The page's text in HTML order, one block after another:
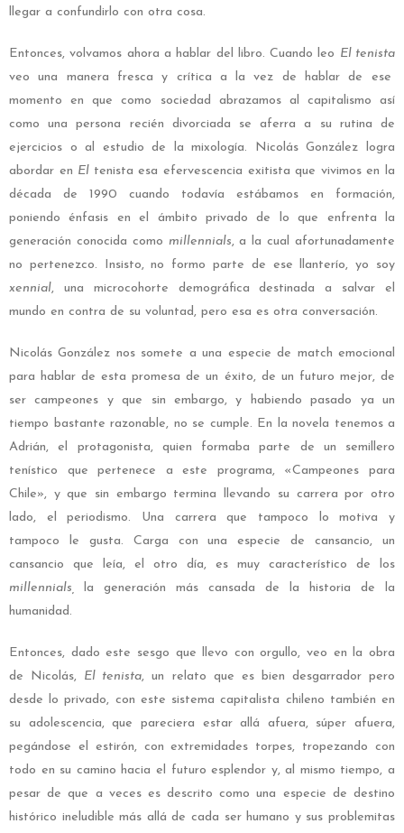
llegar a confundirlo con otra cosa.
Entonces, volvamos ahora a hablar del libro. Cuando leo El tenista
veo una manera fresca y crítica a la vez de hablar de ese
momento en que como sociedad abrazamos al capitalismo así
como una persona recién divorciada se aferra a su rutina de
ejercicios o al estudio de la mixología. Nicolás González logra
abordar en El tenista esa efervescencia exitista que vivimos en la
década de 1990 cuando todavía estábamos en formación,
poniendo énfasis en el ámbito privado de lo que enfrenta la
generación conocida como millennials, a la cual afortunadamente
no pertenezco. Insisto, no formo parte de ese llanterío, yo soy
xennial, una microcohorte demográfica destinada a salvar el
mundo en contra de su voluntad, pero esa es otra conversación.
Nicolás González nos somete a una especie de match emocional
para hablar de esta promesa de un éxito, de un futuro mejor, de
ser campeones y que sin embargo, y habiendo pasado ya un
tiempo bastante razonable, no se cumple. En la novela tenemos a
Adrián, el protagonista, quien formaba parte de un semillero
tenístico que pertenece a este programa, «Campeones para
Chile», y que sin embargo termina llevando su carrera por otro
lado, el periodismo. Una carrera que tampoco lo motiva y
tampoco le gusta. Carga con una especie de cansancio, un
cansancio que leía, el otro día, es muy característico de los
millennials,
la generación más cansada de la historia de la
humanidad.
Entonces, dado este sesgo que llevo con orgullo, veo en la obra
de Nicolás, El tenista, un relato que es bien desgarrador pero
desde lo privado, con este sistema capitalista chileno también en
su adolescencia, que pareciera estar allá afuera, súper afuera,
pegándose el estirón, con extremidades torpes, tropezando con
todo en su camino hacia el futuro esplendor y, al mismo tiempo, a
pesar de que a veces es descrito como una especie de destino
histórico ineludible más allá de cada ser humano y sus problemitas